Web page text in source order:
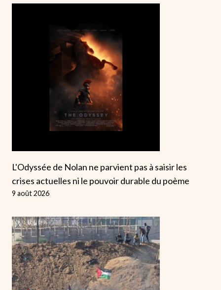
L'Odyssée de Nolan ne parvient pas à saisir les
crises actuelles ni le pouvoir durable du poème
9 août 2026